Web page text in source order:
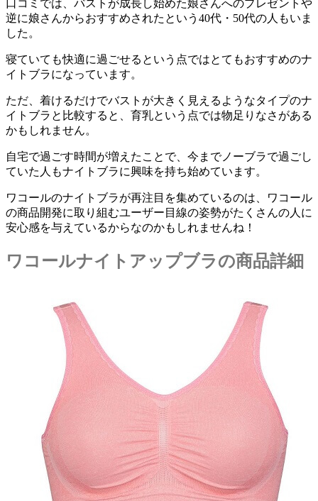
口コミでは、バストが成長し始めた娘さんへのプレゼントや
逆に娘さんからおすすめされたという40代・50代の人もいま
した。
寝ていても快適に過ごせるという点ではとてもおすすめのナ
イトブラになっています。
ただ、 着けるだけでバストが大きく見えるようなタイプのナ
イトブラと比較すると、育乳という点では物足りなさがある
かもしれません。
自宅で過ごす時間が増えたことで、今までノーブラで過ごし
ていた人もナイトブラに興味を持ち始めています。
ワコールのナイトブラが再注目を集めているのは、ワコール
の商品開発に取り組むユーザー目線の姿勢がたくさんの人に
安心感を与えているからなのかもしれませんね！
ワコールナイトアップブラの商品詳細